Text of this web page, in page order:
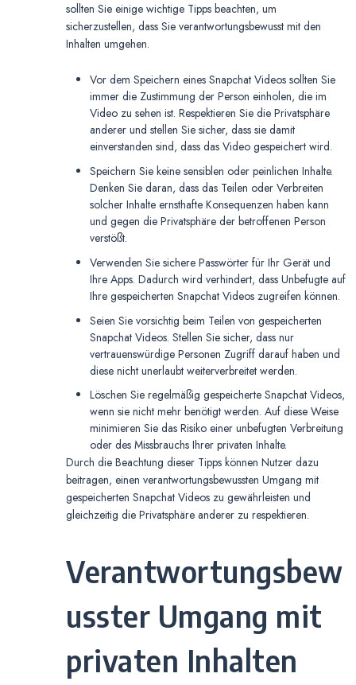
sollten Sie einige wichtige Tipps beachten, um
sicherzustellen, dass Sie verantwortungsbewusst mit den
Inhalten umgehen.
Vor dem Speichern eines Snapchat Videos sollten Sie
immer die Zustimmung der Person einholen, die im
Video zu sehen ist. Respektieren Sie die Privatsphäre
anderer und stellen Sie sicher, dass sie damit
einverstanden sind, dass das Video gespeichert wird.
Speichern Sie keine sensiblen oder peinlichen Inhalte.
Denken Sie daran, dass das Teilen oder Verbreiten
solcher Inhalte ernsthafte Konsequenzen haben kann
und gegen die Privatsphäre der betroffenen Person
verstößt.
Verwenden Sie sichere Passwörter für Ihr Gerät und
Ihre Apps. Dadurch wird verhindert, dass Unbefugte auf
Ihre gespeicherten Snapchat Videos zugreifen können.
Seien Sie vorsichtig beim Teilen von gespeicherten
Snapchat Videos. Stellen Sie sicher, dass nur
vertrauenswürdige Personen Zugriff darauf haben und
diese nicht unerlaubt weiterverbreitet werden.
Löschen Sie regelmäßig gespeicherte Snapchat Videos,
wenn sie nicht mehr benötigt werden. Auf diese Weise
minimieren Sie das Risiko einer unbefugten Verbreitung
oder des Missbrauchs Ihrer privaten Inhalte.
Durch die Beachtung dieser Tipps können Nutzer dazu
beitragen, einen verantwortungsbewussten Umgang mit
gespeicherten Snapchat Videos zu gewährleisten und
gleichzeitig die Privatsphäre anderer zu respektieren.
Verantwortungsbew
usster Umgang mit
privaten Inhalten